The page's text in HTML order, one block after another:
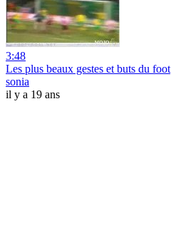
3:48
Les plus beaux gestes et buts du foot
sonia
il y a 19 ans